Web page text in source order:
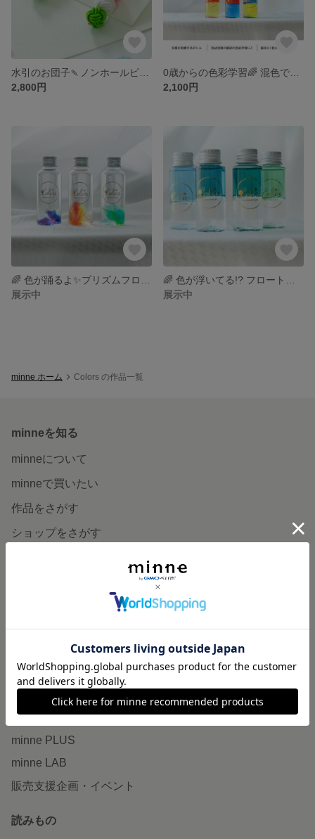
2,800円
2,100円
展示中
展示中
minne ホーム Colors の作品一覧
minneを知る
minneについて
minneで買いたい
作品をさがす
ショップをさがす
minneで売りたい
食品販売
ヴィンテージ販売
ダウンロード販売
minne PLUS
minne LAB
販売支援企画・イベント
読みもの